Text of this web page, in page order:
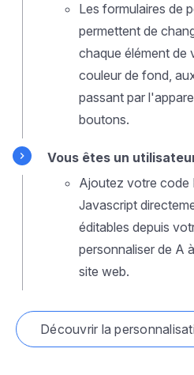
Les formulaires de
permettent de
chaque élément de
couleur de fond,
passant par
boutons.
Vous êtes un
Ajoutez votre code
Javascript
éditables depuis
personnaliser de A
site web.
Découvrir la